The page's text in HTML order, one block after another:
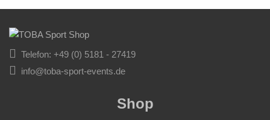
Telefon: +49 (0) 5181 - 27419
info@toba-sport-events.de
Shop